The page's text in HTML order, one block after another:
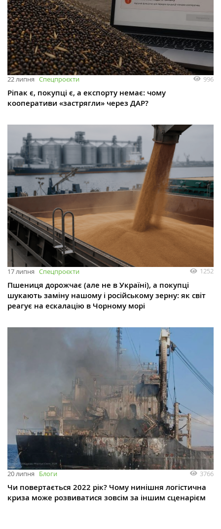
22 липня Спецпроєкти 996
Ріпак є, покупці є, а експорту немає: чому
кооперативи «застрягли» через ДАР?
17 липня Спецпроєкти 1252
Пшениця дорожчає (але не в Україні), а покупці
шукають заміну нашому і російському зерну: як світ
реагує на ескалацію в Чорному морі
20 липня Блоги 3766
Чи повертається 2022 рік? Чому нинішня логістична
криза може розвиватися зовсім за іншим сценарієм